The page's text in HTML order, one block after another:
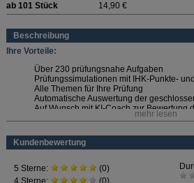
ab 101 Stück
14,90 €
Beschreibung
Ihre Vorteile:
Über 230 prüfungsnahe Aufgaben
Prüfungssimulationen mit IHK-Punkte-
Alle Themen für Ihre Prüfung
Automatische Auswertung der
Auf Wunsch mit KI-Coach zur Bewertung
Gut erklärte Lösungen zu allen Aufgaben
Wählen Sie die passende Laufzeit aus!
Laufzeiten und Preise:
1 Monat: 14,90 Euro
3 Monate: 29,90 Euro (9,97 Euro/Monat)
mehr lesen
Kundenbewertung